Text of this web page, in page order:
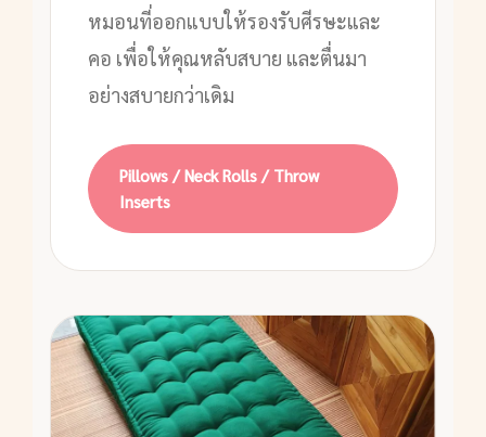
หมอนที่ออกแบบให้รองรับศีรษะและ
คอ เพื่อให้คุณหลับสบาย และตื่นมา
อย่างสบายกว่าเดิม
Pillows / Neck Rolls / Throw
Inserts